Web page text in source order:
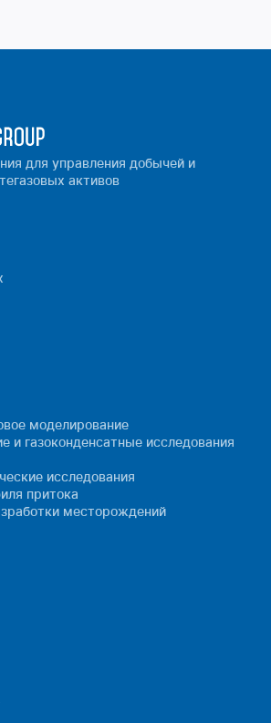
для управления добычей и
активов
моделирование
и газоконденсатные исследования
исследования
притока
месторождений